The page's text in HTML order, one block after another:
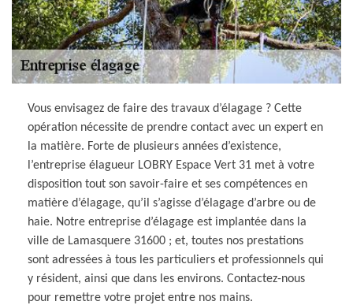
Vous envisagez de faire des travaux d’élagage ? Cette
opération nécessite de prendre contact avec un expert en
la matière. Forte de plusieurs années d’existence,
l’entreprise élagueur LOBRY Espace Vert 31 met à votre
disposition tout son savoir-faire et ses compétences en
matière d’élagage, qu’il s’agisse d’élagage d’arbre ou de
haie. Notre entreprise d’élagage est implantée dans la
ville de Lamasquere 31600 ; et, toutes nos prestations
sont adressées à tous les particuliers et professionnels qui
y résident, ainsi que dans les environs. Contactez-nous
pour remettre votre projet entre nos mains.